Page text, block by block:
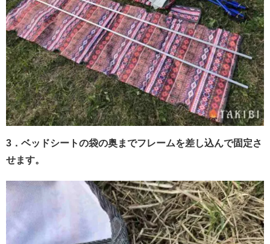
3．ベッドシートの袋の奥までフレームを差し込んで固定さ
せます。